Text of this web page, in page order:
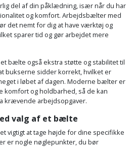
del af din påklædning, især når du har
og komfort. Arbejdsbælter med
det nemt for dig at have værktøj og
sparer tid og gør arbejdet mere
bælte også ekstra støtte og stabilitet til
bukserne sidder korrekt, hvilket er
i løbet af dagen. Moderne bælter er
komfort og holdbarhed, så de kan
krævende arbejdsopgaver.
valg af et bælte
vigtigt at tage højde for dine specifikke
er nogle nøglepunkter, du bør